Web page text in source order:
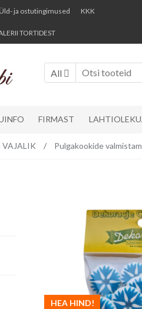
Üld- ja ostutingimused KKK
TORTIDEST
All
FIRMAST
VAJALIK / Pulgakookide
HEA HIND!